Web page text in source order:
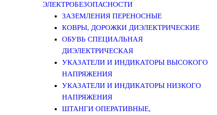
ЭЛЕКТРОБЕЗОПАСНОСТИ
ЗАЗЕМЛЕНИЯ ПЕРЕНОСНЫЕ
КОВРЫ, ДОРОЖКИ ДИЭЛЕКТРИЧЕСКИЕ
ОБУВЬ СПЕЦИАЛЬНАЯ
ДИЭЛЕКТРИЧЕСКАЯ
УКАЗАТЕЛИ И ИНДИКАТОРЫ ВЫСОКОГО
НАПРЯЖЕНИЯ
УКАЗАТЕЛИ И ИНДИКАТОРЫ НИЗКОГО
НАПРЯЖЕНИЯ
ШТАНГИ ОПЕРАТИВНЫЕ,